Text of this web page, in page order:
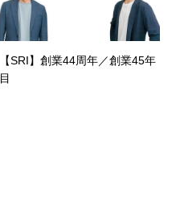
【SRI】創業44周年／創業45年
目